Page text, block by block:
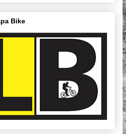
Bike